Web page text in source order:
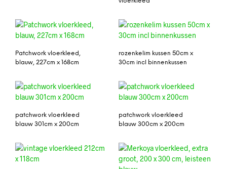
Patchwork vloerkleed,
blauw, 227cm x 168cm
rozenkelim kussen 50cm x
30cm incl binnenkussen
patchwork vloerkleed
blauw 301cm x 200cm
patchwork vloerkleed
blauw 300cm x 200cm